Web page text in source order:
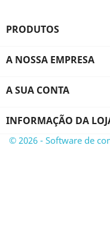
PRODUTOS
A NOSSA EMPRESA
A SUA CONTA
INFORMAÇÃO DA
© 2026 - Software de